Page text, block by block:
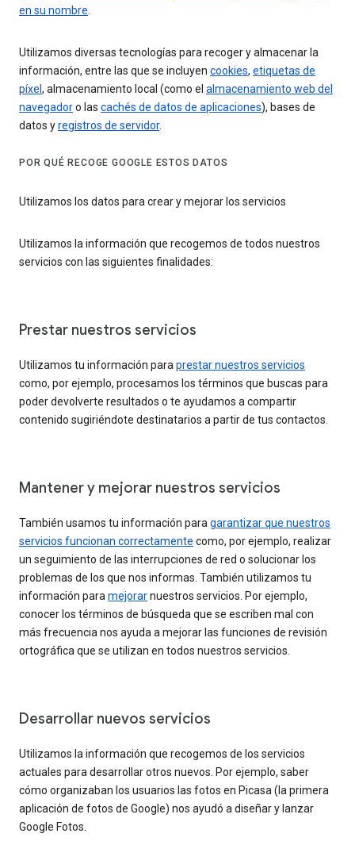
en su nombre.
Utilizamos diversas tecnologías para recoger y almacenar la
información, entre las que se incluyen cookies, etiquetas de
píxel , almacenamiento local (como el almacenamiento web del
navegadoro las cachés de datos de aplicaciones), bases de
datos yregistros de servidor.
POR QUÉ RECOGE GOOGLE ESTOS DATOS
Utilizamos los datos para crear y mejorar los servicios
Utilizamos la información que recogemos de todos nuestros
servicios con las siguientes finalidades:
Prestar nuestros servicios
Utilizamos tu información para prestar nuestros servicios
como, por ejemplo, procesamos los términos que buscas para
poder devolverte resultados o te ayudamos a compartir
contenido sugiriéndote destinatarios a partir de tus contactos.
Mantener y mejorar nuestros servicios
También usamos tu información para garantizar que nuestros
servicios funcionan correctamente como, por ejemplo, realizar
un seguimiento de las interrupciones de red o solucionar los
problemas de los que nos informas. También utilizamos tu
información para mejorarnuestros servicios. Por ejemplo,
conocer los términos de búsqueda que se escriben mal con
más frecuencia nos ayuda a mejorar las funciones de revisión
ortográfica que se utilizan en todos nuestros servicios.
Desarrollar nuevos servicios
Utilizamos la información que recogemos de los servicios
actuales para desarrollar otros nuevos. Por ejemplo, saber
cómo organizaban los usuarios las fotos en Picasa (la primera
aplicación de fotos de Google) nos ayudó a diseñar y lanzar
Google Fotos.